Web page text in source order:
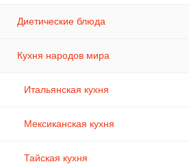
Диетические блюда
Кухня народов мира
Итальянская кухня
Мексиканская кухня
Тайская кухня